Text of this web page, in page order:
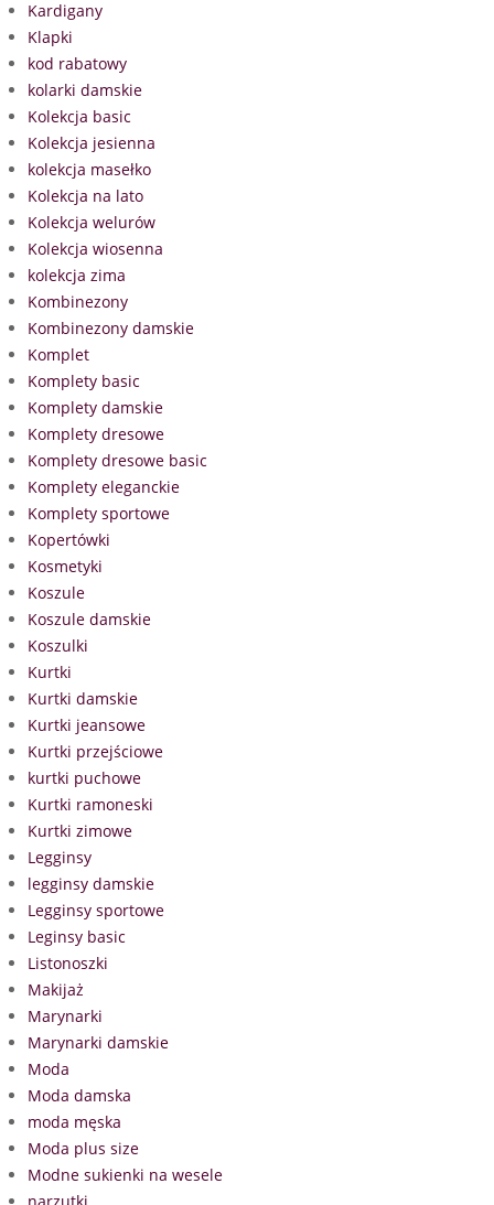
Kardigany
Klapki
kod rabatowy
kolarki damskie
Kolekcja basic
Kolekcja jesienna
kolekcja masełko
Kolekcja na lato
Kolekcja welurów
Kolekcja wiosenna
kolekcja zima
Kombinezony
Kombinezony damskie
Komplet
Komplety basic
Komplety damskie
Komplety dresowe
Komplety dresowe basic
Komplety eleganckie
Komplety sportowe
Kopertówki
Kosmetyki
Koszule
Koszule damskie
Koszulki
Kurtki
Kurtki damskie
Kurtki jeansowe
Kurtki przejściowe
kurtki puchowe
Kurtki ramoneski
Kurtki zimowe
Legginsy
legginsy damskie
Legginsy sportowe
Leginsy basic
Listonoszki
Makijaż
Marynarki
Marynarki damskie
Moda
Moda damska
moda męska
Moda plus size
Modne sukienki na wesele